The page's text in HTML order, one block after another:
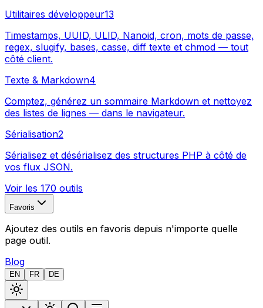
Utilitaires développeur13
Timestamps, UUID, ULID, Nanoid, cron, mots de passe,
regex, slugify, bases, casse, diff texte et chmod — tout
côté client.
Texte & Markdown4
Comptez, générez un sommaire Markdown et nettoyez
des listes de lignes — dans le navigateur.
Sérialisation2
Sérialisez et désérialisez des structures PHP à côté de
vos flux JSON.
Voir les 170 outils
Favoris
Ajoutez des outils en favoris depuis n'importe quelle
page outil.
Blog
EN FR DE